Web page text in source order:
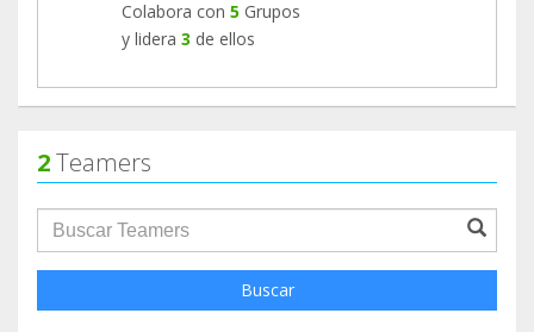
Colabora con 5 Grupos
y lidera 3 de ellos
2Teamers
groupProfile.searchForm.search.text???
Buscar